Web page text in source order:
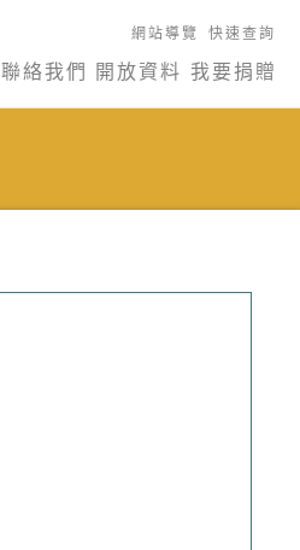
網站導覽 快速查詢
聯絡我們 開放資料 我要捐贈